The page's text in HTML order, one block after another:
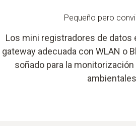
Pequeño pero
Los mini registradores de datos
gateway adecuada con WLAN o
soñado para la